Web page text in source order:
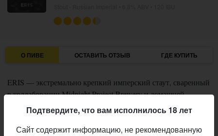
О ПИВЕ ОСТАВИТЬ ОТЗЫВ ГДЕ КУПИТЬ
ERIS — экстремально крепкий имперский стаут, сваренный
в коллаборации Midnight Project Brewery и домашней
пивоварни LEXX Home Brewery.
Пивоварня:
Midnight Project
Подтвердите, что вам исполнилось 18 лет
Сайт содержит информацию, не рекомендованную